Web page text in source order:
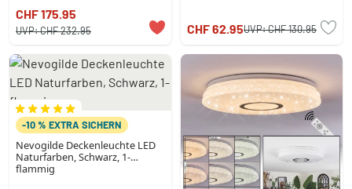
CHF 175.95
UVP:CHF 232.95 CHF 62.95UVP:CHF 130.95
-10 % EXTRA SICHERN
Nevogilde Deckenleuchte LED
Naturfarben, Schwarz, 1-
flammig